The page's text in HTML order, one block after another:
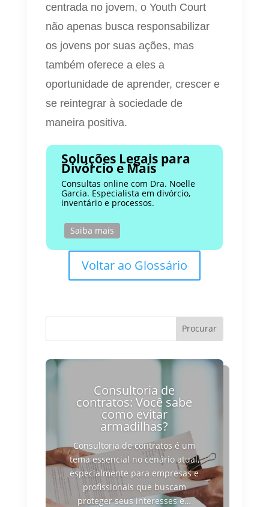
centrada no jovem, o Youth Court
não apenas busca responsabilizar
os jovens por suas ações, mas
também oferece a eles a
oportunidade de aprender, crescer e
se reintegrar à sociedade de
maneira positiva.
Soluções Legais para
Divórcio e Mais
Consultas online com Dra. Noelle
Garcia. Especialista em divórcio,
inventário e processos.
Saiba mais
Voltar ao Glossário
Consultoria de
contratos: Você sabe
como evitar
armadilhas?
Consultoria de contratos é um
tema essencial no cenário atual,
especialmente para empresas e
profissionais que buscam
proteger seus interesses e…